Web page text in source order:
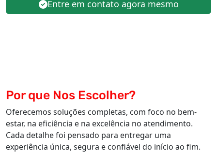
Entre em contato agora mesmo
Por que Nos Escolher?
Oferecemos soluções completas, com foco no bem-
estar, na eficiência e na excelência no atendimento.
Cada detalhe foi pensado para entregar uma
experiência única, segura e confiável do início ao fim.